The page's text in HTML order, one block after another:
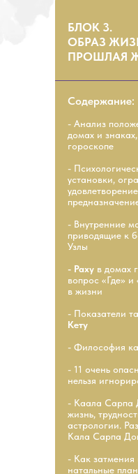
БЛОК 3.
ОБРАЗ
ПРОШЛАЯ
Содержание:
- Анализ
домах и
гороскопе
-
установки,
- Внутренние
приводящие к
Узлы
- Раху в домах
вопрос «Где» и
в жизни
- Показатели
Кету
- Философия
- 11 очень
нельзя
- Каала Сарпа
жизнь,
астрологии.
Кала Сарпа
- Как
натальные